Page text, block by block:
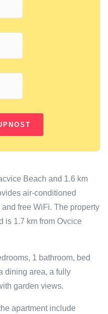
Beach and 1.6 km
air-conditioned
free WiFi. The property
is 1.7 km from Ovcice
1 bathroom, bed
dining area, a fully
garden views.
apartment include